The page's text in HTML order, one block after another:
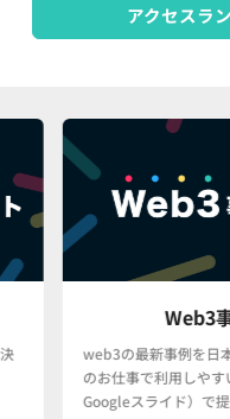
アクセスラ
Web3
web3の最新事例を日
のお仕事で利用しや
Googleスライド）で